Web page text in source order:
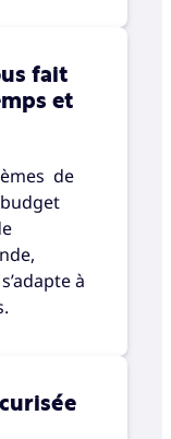
fait
et
de
à